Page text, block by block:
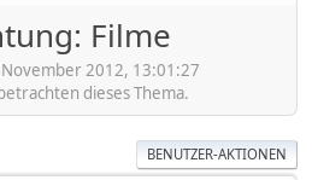
Filme
2012, 13:01:27
dieses Thema.
BENUTZER-AKTIONEN